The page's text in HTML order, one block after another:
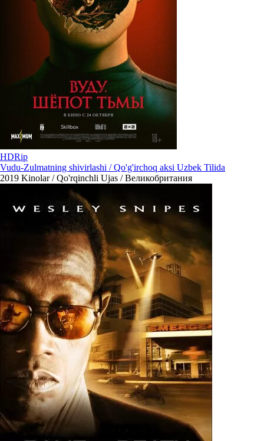
HDRip
Vudu-Zulmatning shivirlashi / Qo'g'irchoq aksi Uzbek Tilida
2019 Kinolar / Qo'rqinchli Ujas / Великобритания